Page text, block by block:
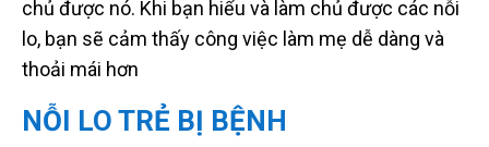
chủ được nó. Khi bạn hiểu và làm chủ được các nỗi
lo, bạn sẽ cảm thấy công việc làm mẹ dễ dàng và
thoải mái hơn
NỖI LO TRẺ BỊ BỆNH